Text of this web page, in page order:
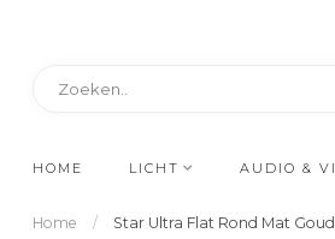
HOME LICHT AUDIO &
Home / Star Ultra Flat Rond Mat